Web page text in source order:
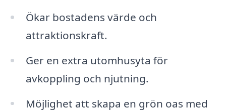
Ökar bostadens värde och
attraktionskraft.
Ger en extra utomhusyta för
avkoppling och njutning.
Möjlighet att skapa en grön oas med